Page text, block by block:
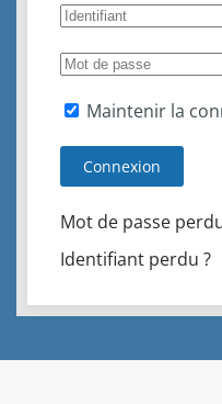
Maintenir la
Connexion
Mot de passe
Identifiant perdu ?